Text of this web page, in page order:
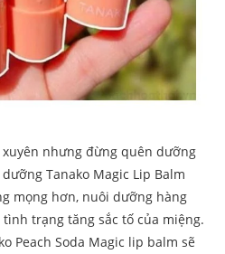
nhưng đừng quên dưỡng
Tanako Magic Lip Balm
mọng hơn, nuôi dưỡng hàng
trạng tăng sắc tố của miệng.
Peach Soda Magic lip balm sẽ